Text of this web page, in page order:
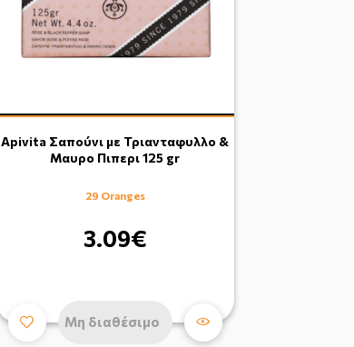
Apivita Σαπούνι με Τριανταφυλλο &
Μαυρο Πιπερι 125 gr
29 Oranges
3.09€
Μη διαθέσιμο